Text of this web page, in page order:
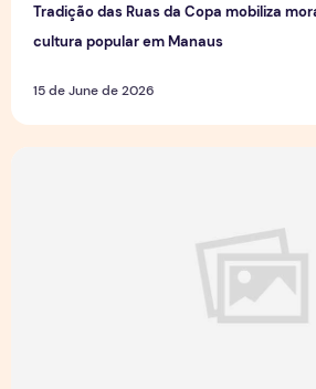
Tradição das Ruas da Copa mobiliza
cultura popular em Manaus
15 de June de 2026